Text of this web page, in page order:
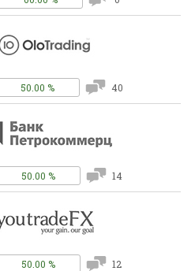
50.00 % 40
50.00 % 14
50.00 % 12